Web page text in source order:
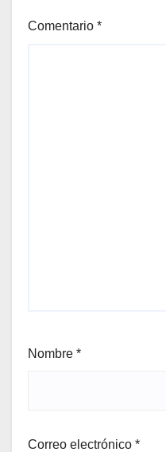
Comentario *
Nombre *
Correo electrónico *